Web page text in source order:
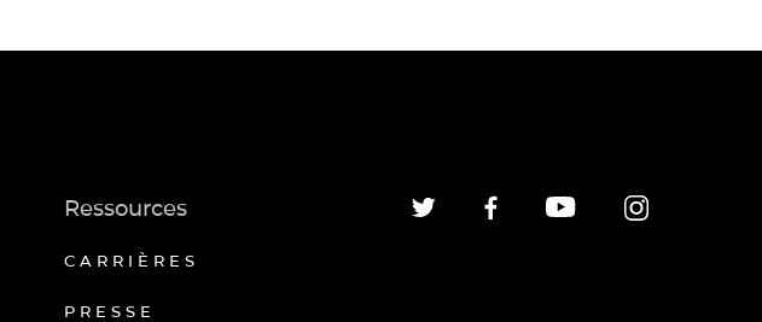
Ressources
CARRIÈRES
PRESSE